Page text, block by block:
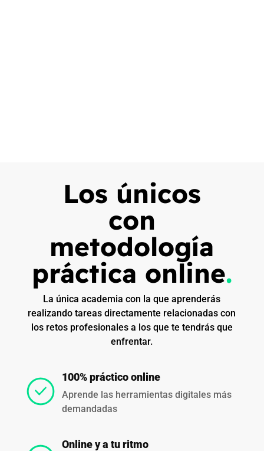
Los únicos
con
metodología
práctica online.
La única academia con la que aprenderás
realizando tareas directamente relacionadas con
los retos profesionales a los que te tendrás que
enfrentar.
100% práctico online
Aprende las herramientas digitales más
demandadas
Online y a tu ritmo